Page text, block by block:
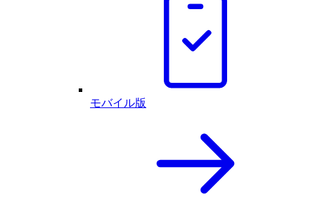
モバイル版